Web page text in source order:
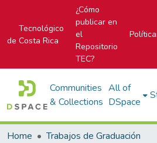
Tecnológico
de Costa Rica
¿Cómo
publicar en
el
Repositorio
TEC?
Communities
& Collections
All of
DSpace
Home
Trabajos de Graduación